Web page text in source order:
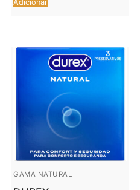
Adicionar
GAMA NATURAL